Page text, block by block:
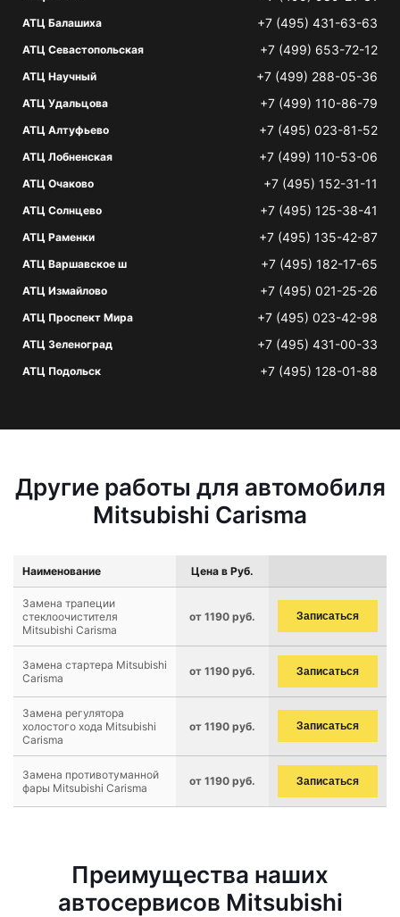
АТЦ Балашиха +7 (495) 431-63-63
АТЦ Севастопольская +7 (499) 653-72-12
АТЦ Научный +7 (499) 288-05-36
АТЦ Удальцова +7 (499) 110-86-79
АТЦ Алтуфьево +7 (495) 023-81-52
АТЦ Лобненская +7 (499) 110-53-06
АТЦ Очаково +7 (495) 152-31-11
АТЦ Солнцево +7 (495) 125-38-41
АТЦ Раменки +7 (495) 135-42-87
АТЦ Варшавское ш +7 (495) 182-17-65
АТЦ Измайлово +7 (495) 021-25-26
АТЦ Проспект Мира +7 (495) 023-42-98
АТЦ Зеленоград +7 (495) 431-00-33
АТЦ Подольск +7 (495) 128-01-88
Другие работы для автомобиля
Mitsubishi Carisma
Наименование Цена в Руб.
Замена трапеции
стеклоочистителя
Mitsubishi Carisma
от 1190 руб. Записаться
Замена стартера Mitsubishi
Carisma
от 1190 руб. Записаться
Замена регулятора
холостого хода Mitsubishi
Carisma
от 1190 руб. Записаться
Замена противотуманной
фары Mitsubishi Carisma
от 1190 руб. Записаться
Преимущества наших
автосервисов Mitsubishi